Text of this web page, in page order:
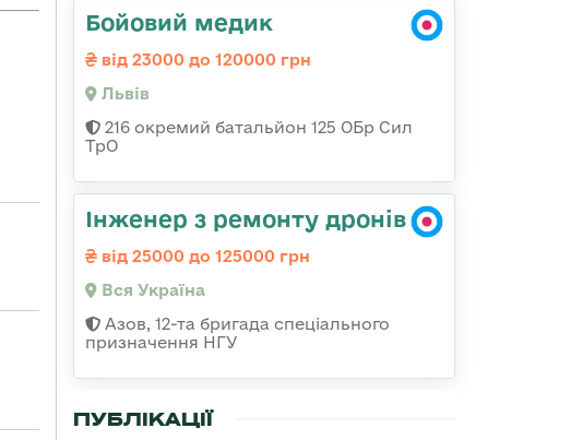
Бойовий медик
від 23000 до 120000 грн
Львів
216 окремий батальйон 125 ОБр Сил
ТрО
Інженер з ремонту дронів
від 25000 до 125000 грн
Вся Україна
Азов, 12-та бригада спеціального
призначення НГУ
ПУБЛІКАЦІЇ